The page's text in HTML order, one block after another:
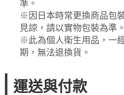
準。
※因日本時常更換商品包
見諒，請以實物包裝為準。
※此為個人衛生用品，一
期，無法退換貨。
運送與付款